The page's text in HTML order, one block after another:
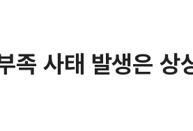
족 사태 발생은